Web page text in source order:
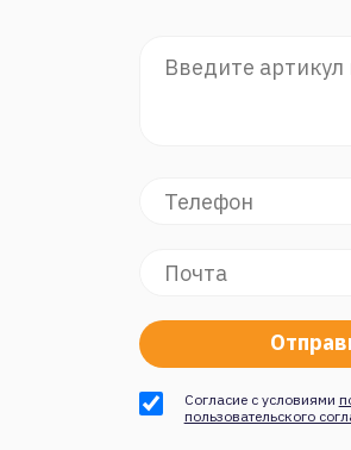
Согласие с условиями
пользовательского